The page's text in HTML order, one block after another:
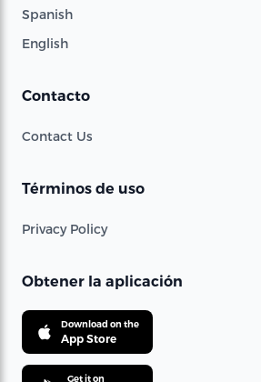
Spanish
English
Contacto
Contact Us
Términos de uso
Privacy Policy
Obtener la aplicación
Download on the
App Store
Get it on